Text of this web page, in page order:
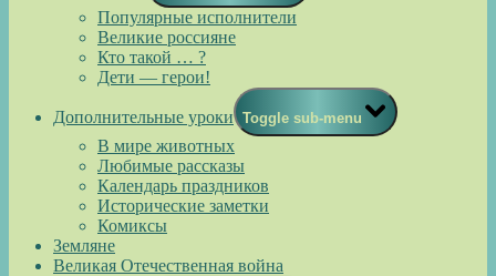
Популярные исполнители
Великие россияне
Кто такой … ?
Дети — герои!
Дополнительные уроки Toggle sub-menu
В мире животных
Любимые рассказы
Календарь праздников
Исторические заметки
Комиксы
Земляне
Великая Отечественная война